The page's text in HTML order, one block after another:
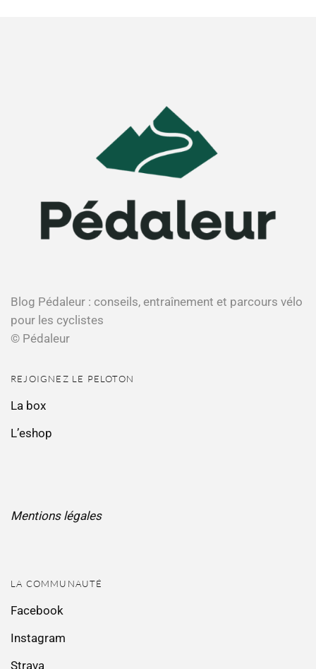
Blog Pédaleur : conseils, entraînement et parcours vélo
pour les cyclistes
© Pédaleur
REJOIGNEZ LE PELOTON
La box
L’eshop
Mentions légales
LA COMMUNAUTÉ
Facebook
Instagram
Strava